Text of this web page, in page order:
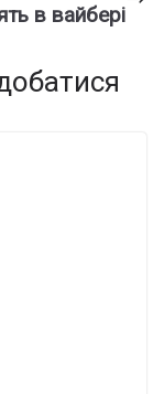
в вaйбеpі